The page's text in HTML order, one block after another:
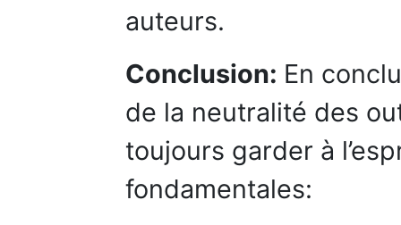
auteurs.
Conclusion: En
de la neutralité des
toujours garder à
fondamentales: